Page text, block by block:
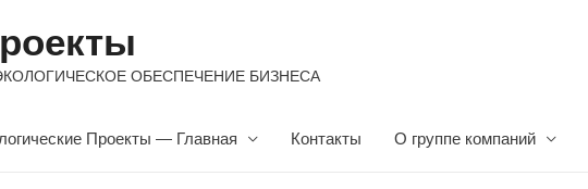
ЭКОЛОГИЧЕСКОЕ ОБЕСПЕЧЕНИЕ БИЗНЕСА
Проекты — Главная Контакты О группе компаний